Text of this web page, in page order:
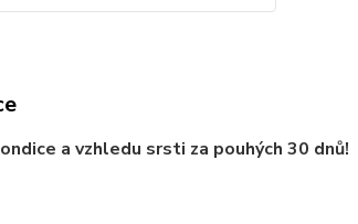
a vzhledu srsti za pouhých 30 dnů!